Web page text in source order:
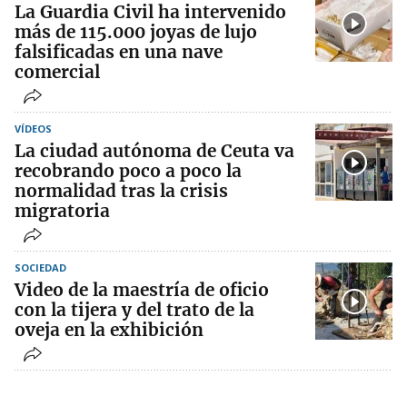
La Guardia Civil ha intervenido
más de 115.000 joyas de lujo
falsificadas en una nave
comercial
VÍDEOS
La ciudad autónoma de Ceuta va
recobrando poco a poco la
normalidad tras la crisis
migratoria
SOCIEDAD
Video de la maestría de oficio
con la tijera y del trato de la
oveja en la exhibición